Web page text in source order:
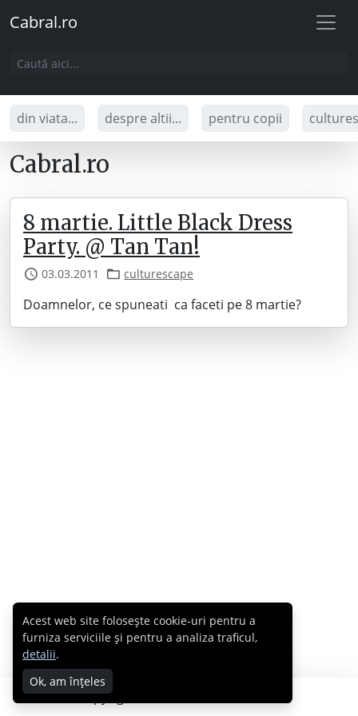
Cabral.ro
din viata... despre altii... pentru copii
Cabral.ro
8 martie. Little Black Dress
Party. @ Tan Tan!
03.03.2011 culturescape
Doamnelor, ce spuneati ca faceti pe 8 martie?
Copyright © 2007 - 2026 Cabral.ro
Acest web site folosește cookie-uri pentru a
furniza serviciile și pentru a analiza traficul,
detalii.
Ok, am înțeles